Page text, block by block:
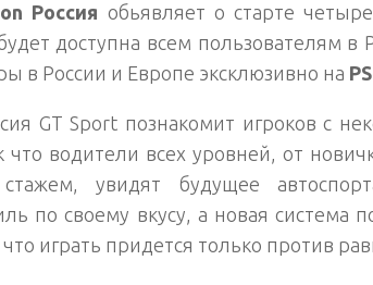
Россия обьявляет о старте
доступна всем пользователям в
в России и Европе эксклюзивно на
GT Sport познакомит игроков с
что водители всех уровней, от
увидят будущее
по своему вкусу, а новая система
играть придется только против